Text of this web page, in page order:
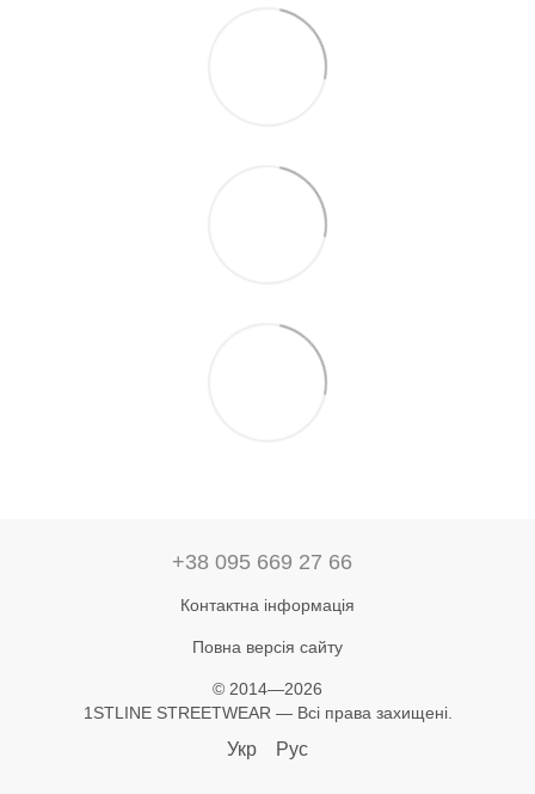
+38 095 669 27 66
Контактна інформація
Повна версія сайту
© 2014—2026
1STLINE STREETWEAR — Всі права захищені.
Укр Рус